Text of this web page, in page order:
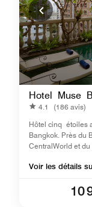
Hotel Muse
4.1
(186 avis)
Hôtel cinq étoiles
Bangkok. Près du
CentralWorld et
Voir les détails
10